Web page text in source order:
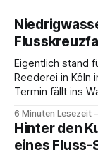
Eigentlich stand
Reederei in Köln
Termin fällt ins
und fahren mit
Budapest. Auch
6 Minuten Lesezeit
Hinter den
eines